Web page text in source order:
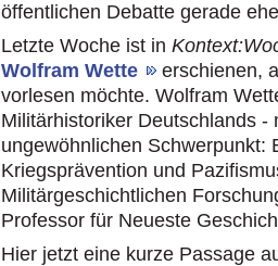
öffentlichen Debatte gerade
Letzte Woche ist in
Wolfram Wette
erschienen,
vorlesen möchte. Wolfram
Militärhistoriker Deutschlands -
ungewöhnlichen Schwerpunkt:
Kriegsprävention und
Militärgeschichtlichen
Professor für Neueste
Hier jetzt eine kurze Passage